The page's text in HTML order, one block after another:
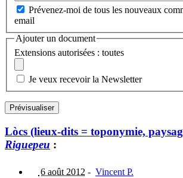
Prévenez-moi de tous les nouveaux
email
Ajouter un document
Extensions autorisées : toutes
Je veux recevoir la Newsletter
Lòcs (lieux-dits = toponymie,
Riguepeu :
6 août 2012 - Vincent P.